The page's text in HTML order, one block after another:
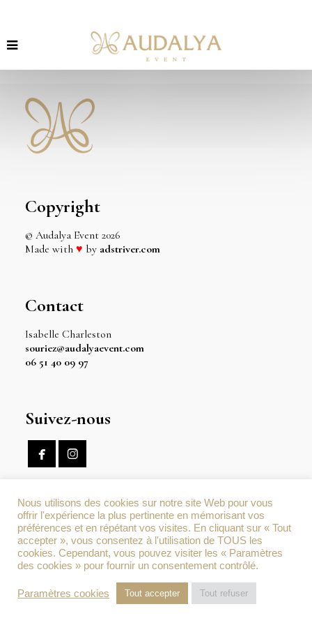
Copyright
© Audalya Event 2026
Made with ♥ by adstriver.com
Contact
Isabelle Charleston
souriez@audalyaevent.com
06 51 40 09 97
Suivez-nous
 
Nous utilisons des cookies sur notre site Web pour vous
offrir l'expérience la plus pertinente en mémorisant vos
préférences et en répétant vos visites. En cliquant sur « Tout
accepter », vous consentez à l'utilisation de TOUS les
cookies. Cependant, vous pouvez visiter les « Paramètres
des cookies » pour fournir un consentement contrôlé.
Paramètres cookies Tout accepter Tout refuser